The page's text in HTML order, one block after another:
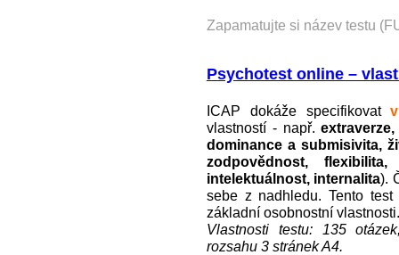
Zapamatujte si název testu
Psychotest online –
ICAP dokáže specifikovat
vlastností - např.
dominance a submisivita,
zodpovědnost,
intelektuálnost, internalita).
sebe z nadhledu. Tento
základní osobnostní vlastnosti.
Vlastnosti testu: 135
rozsahu 3 stránek A4.